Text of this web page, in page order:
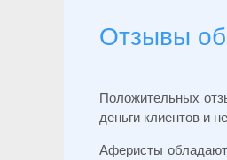
Отзывы
Положительных
деньги клиентов и
Аферисты